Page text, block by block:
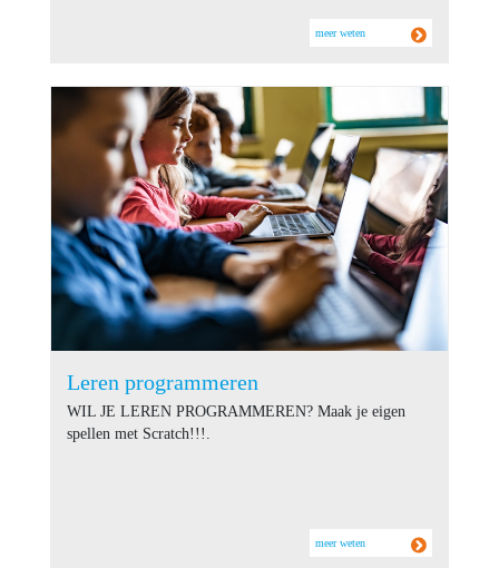
meer weten
Leren programmeren
WIL JE LEREN PROGRAMMEREN? Maak je eigen
spellen met Scratch!!!.
meer weten